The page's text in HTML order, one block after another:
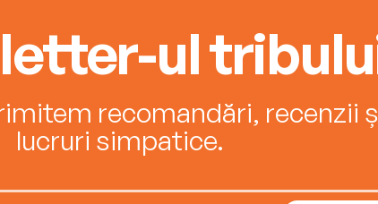
ul
recomandări, recenzii
lucruri simpatice.